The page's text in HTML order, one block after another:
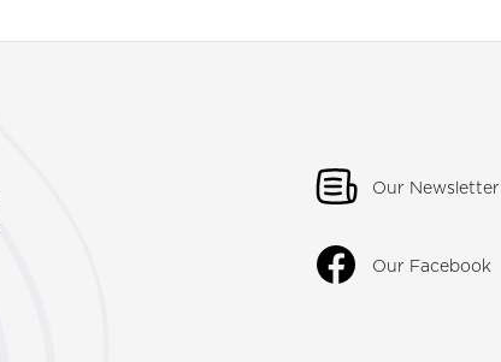
Our Newsletter
Our Facebook